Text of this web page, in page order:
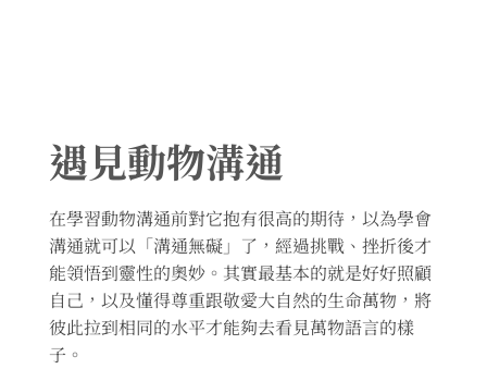
遇見動物溝通
在學習動物溝通前對它抱有很高的期待，以為學會
溝通就可以「溝通無礙」了，經過挑戰、挫折後才
能領悟到靈性的奧妙。其實最基本的就是好好照顧
自己，以及懂得尊重跟敬愛大自然的生命萬物，將
彼此拉到相同的水平才能夠去看見萬物語言的樣
子。